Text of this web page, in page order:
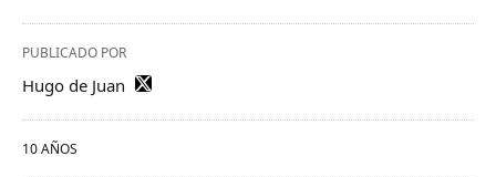
PUBLICADO POR
Hugo de Juan
10 AÑOS